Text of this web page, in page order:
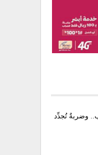
وضربةٌ تُجدِّد